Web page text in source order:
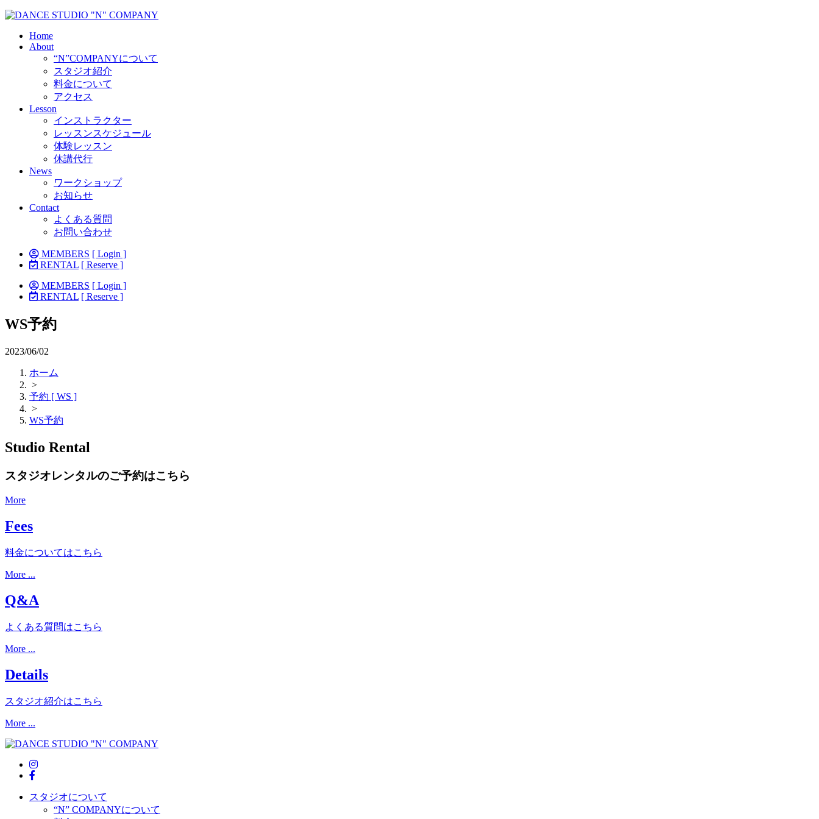
Home
About
“N”COMPANYについて
スタジオ紹介
料金について
アクセス
Lesson
インストラクター
レッスンスケジュール
体験レッスン
休講代行
News
ワークショップ
お知らせ
Contact
よくある質問
お問い合わせ
MEMBERS [ Login ]
RENTAL [ Reserve ]
MEMBERS [ Login ]
RENTAL [ Reserve ]
WS予約
2023/06/02
ホーム
>
予約 [ WS ]
>
WS予約
Studio Rental
スタジオレンタルのご予約はこちら
More
Fees
料金についてはこちら
More ...
Q&A
よくある質問はこちら
More ...
Details
スタジオ紹介はこちら
More ...
スタジオについて
“N” COMPANYについて